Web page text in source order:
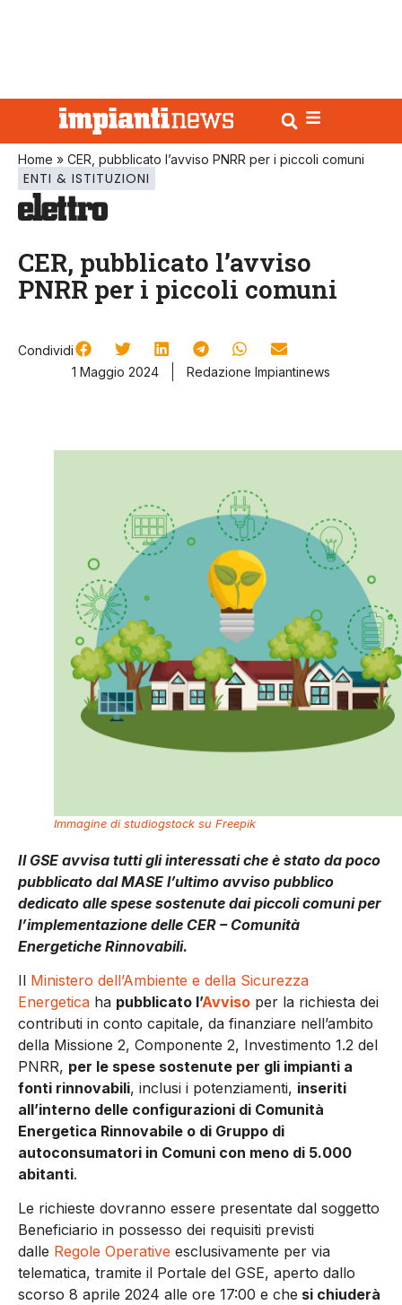
Home » CER, pubblicato l’avviso PNRR per i piccoli comuni
ENTI & ISTITUZIONI
CER, pubblicato l’avviso
PNRR per i piccoli comuni
Condividi
1 Maggio 2024
Redazione Impiantinews
Immagine di studiogstock su Freepik
Il GSE avvisa tutti gli interessati che è stato da poco
pubblicato dal MASE l’ultimo avviso pubblico
dedicato alle spese sostenute dai piccoli comuni per
l’implementazione delle CER – Comunità
Energetiche Rinnovabili.
Il Ministero dell’Ambiente e della Sicurezza
Energetica ha pubblicato l’Avviso per la richiesta dei
contributi in conto capitale, da finanziare nell’ambito
della Missione 2, Componente 2, Investimento 1.2 del
PNRR, per le spese sostenute per gli impianti a
fonti rinnovabili, inclusi i potenziamenti, inseriti
all’interno delle configurazioni di Comunità
Energetica Rinnovabile o di Gruppo di
autoconsumatori in Comuni con meno di 5.000
abitanti.
Le richieste dovranno essere presentate dal soggetto
Beneficiario in possesso dei requisiti previsti
dalle Regole Operative esclusivamente per via
telematica, tramite il Portale del GSE, aperto dallo
scorso 8 aprile 2024 alle ore 17:00 e che si chiuderà